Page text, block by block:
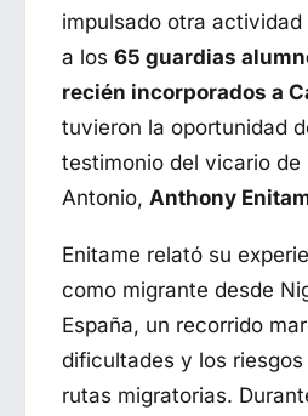
impulsado otra
a los 65 guardias
recién incorporados a
tuvieron la oportunidad
testimonio del vicario de
Antonio, Anthony
Enitame relató su
como migrante desde
España, un recorrido
dificultades y los
rutas migratorias.